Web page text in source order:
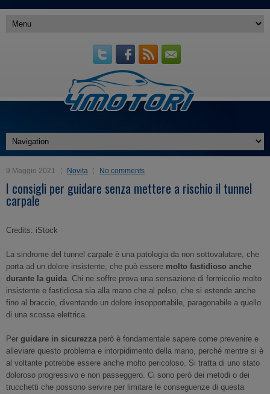
9 Maggio 2021 Novita No comments
I consigli per guidare senza mettere a rischio il tunnel
carpale
Credits: iStock
La sindrome del tunnel carpale è una patologia da non sottovalutare, che
porta ad un dolore insistente, che può essere molto fastidioso anche
durante la guida. Chi ne soffre prova una sensazione di formicolio molto
insistente e fastidiosa sia alla mano che al polso, che si estende anche
fino al braccio, diventando un dolore insopportabile, paragonabile a quello
di una scossa elettrica.
Per guidare in sicurezza però è fondamentale sapere come prevenire e
alleviare questo problema e intorpidimento della mano, perché mentre si è
al voltante potrebbe essere anche molto pericoloso. Si tratta di uno stato
doloroso progressivo e non passeggero. Ci sono però dei metodi o dei
trucchetti che possono servire per limitare le conseguenze di questa